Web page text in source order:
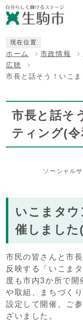
現在位置
ホーム 市政情報
広聴
市長と話そう！いこ
市長と話そ
ティング(
ソーシャル
いこまタ
催しました
市民の皆さんと市
反映する「いこま
度も市内3か所で開
や取組、まちづく
設定して開催。ご
ざいました。